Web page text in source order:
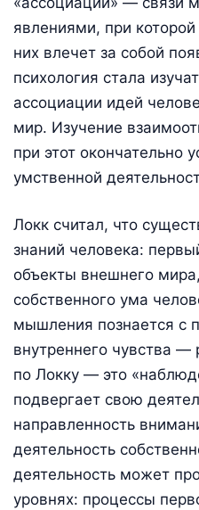
явлениями, при
них влечет за собой
психология стала
ассоциации идей
мир. Изучение
при этот окончательно
умственной
Локк считал, что
знаний человека:
объекты внешнего
собственного ума
мышления познается с
внутреннего чувства
по Локку — это
подвергает свою
направленность
деятельность
деятельность может
уровнях: процессы